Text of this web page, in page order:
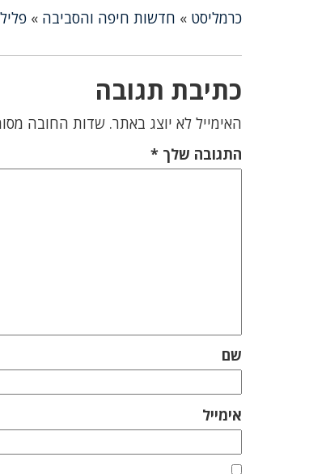
כרמליסט » חדשות חיפה והסביבה »
כתיבת תגובה
האימייל לא יוצג באתר. שדות החובה
התגובה שלך*
שם
אימייל